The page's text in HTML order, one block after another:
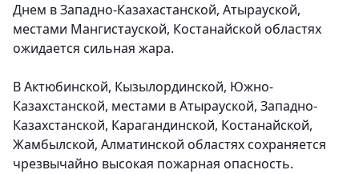
Днем в Западно-Казахастанской, Атырауской,
местами Мангистауской, Костанайской областях
ожидается сильная жара.
В Актюбинской, Кызылординской, Южно-
Казахстанской, местами в Атырауской, Западно-
Казахстанской, Карагандинской, Костанайской,
Жамбылской, Алматинской областях сохраняется
чрезвычайно высокая пожарная опасность.